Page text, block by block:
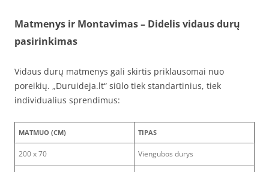
Matmenys ir Montavimas – Didelis vidaus durų
pasirinkimas
Vidaus durų matmenys gali skirtis priklausomai nuo
poreikių. „Duruideja.lt“ siūlo tiek standartinius, tiek
individualius sprendimus:
MATMUO (CM) TIPAS
200 x 70 Viengubos durys